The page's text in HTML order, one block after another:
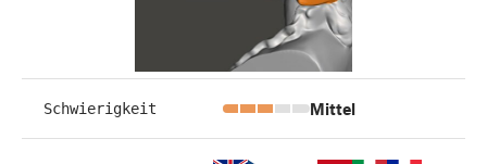
Schwierigkeit Mittel